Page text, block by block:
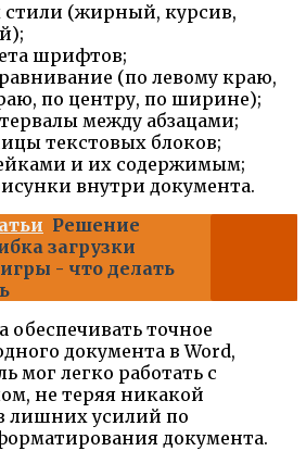
(жирный, курсив,
шрифтов;
(по левому краю,
по центру, по ширине);
между абзацами;
текстовых блоков;
и их содержимым;
внутри документа.
Решение
загрузки
- что делать
точное
документа в Word,
мог легко работать с
не теряя никакой
лишних усилий по
документа.